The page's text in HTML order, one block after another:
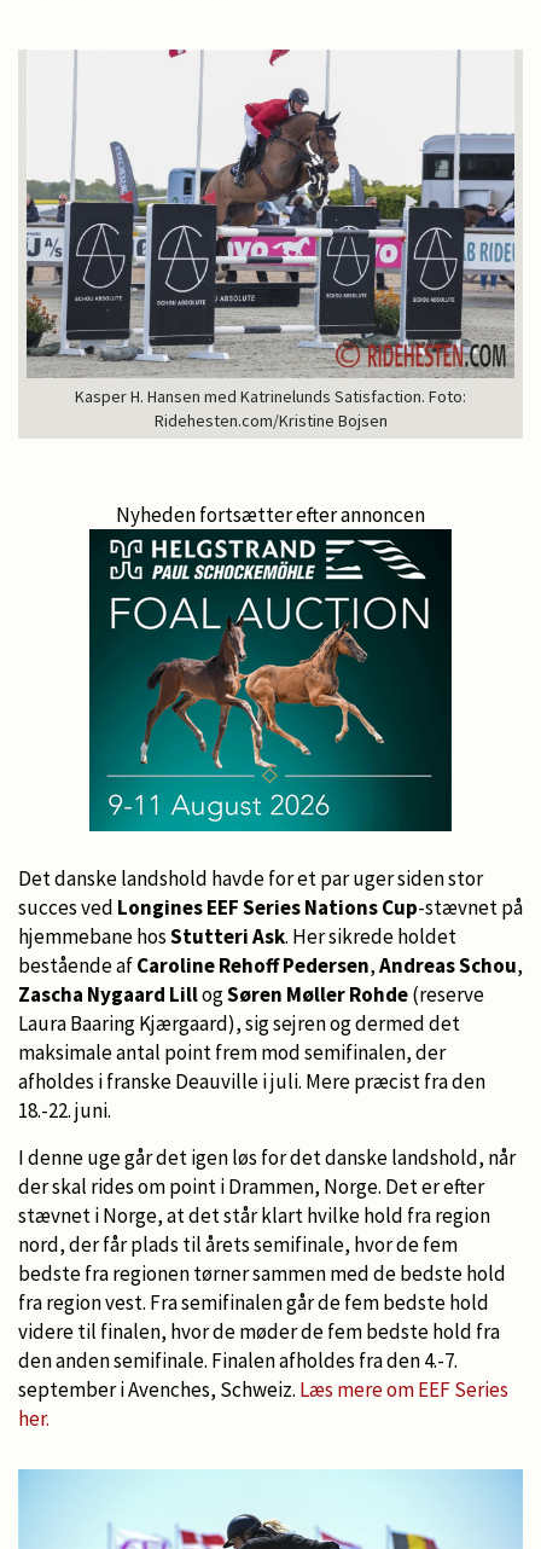
Kasper H. Hansen med Katrinelunds Satisfaction. Foto:
Ridehesten.com/Kristine Bojsen
Nyheden fortsætter efter annoncen
Det danske landshold havde for et par uger siden stor
succes ved Longines EEF Series Nations Cup-stævnet på
hjemmebane hosStutteri Ask. Her sikrede holdet
bestående afCaroline Rehoff Pedersen,Andreas Schou,
Zascha Nygaard LillogSøren Møller Rohde(reserve
Laura Baaring Kjærgaard),sig sejren og dermed det
maksimale antal point frem mod semifinalen, der
afholdes i franske Deauville i juli. Mere præcist fra den
18.-22. juni.
I denne uge går det igen løs for det danske landshold, når
der skal rides om point i Drammen, Norge. Det er efter
stævnet i Norge, at det står klart hvilke hold fra region
nord, der får plads til årets semifinale, hvor de fem
bedste fra regionen tørner sammen med de bedste hold
fra region vest. Fra semifinalen går de fem bedste hold
videre til finalen, hvor de møder de fem bedste hold fra
den anden semifinale. Finalen afholdes fra den 4.-7.
september i Avenches, Schweiz. Læs mere om EEF Series
her.